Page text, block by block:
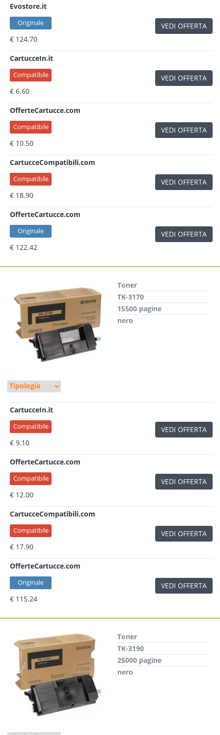
Evostore.it
Originale
€ 124.70
VEDI OFFERTA
CartucceIn.it
Compatibile
€ 6.60
VEDI OFFERTA
OfferteCartucce.com
Compatibile
€ 10.50
VEDI OFFERTA
CartucceCompatibili.com
Compatibile
€ 18.90
VEDI OFFERTA
OfferteCartucce.com
Originale
€ 122.42
VEDI OFFERTA
Toner
TK-3170
15500 pagine
nero
CartucceIn.it
Compatibile
€ 9.10
VEDI OFFERTA
OfferteCartucce.com
Compatibile
€ 12.00
VEDI OFFERTA
CartucceCompatibili.com
Compatibile
€ 17.90
VEDI OFFERTA
OfferteCartucce.com
Originale
€ 115.24
VEDI OFFERTA
Toner
TK-3190
25000 pagine
nero